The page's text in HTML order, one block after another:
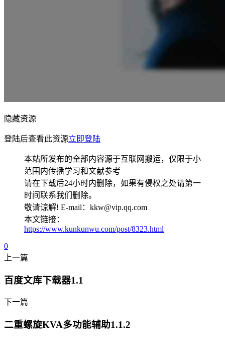
隐藏资源
登陆后查看此资源立即登陆
本站所发布的全部内容源于互联网搬运，仅限于小
范围内传播学习和文献参考
请在下载后24小时内删除，如果有侵权之处请第一
时间联系我们删除。
敬请谅解! E-mail：kkw@vip.qq.com
本文链接：
https://www.kunkunwu.com/post/8323.html
0
上一篇
百度文库下载器1.1
下一篇
二重螺旋KVA多功能辅助1.1.2